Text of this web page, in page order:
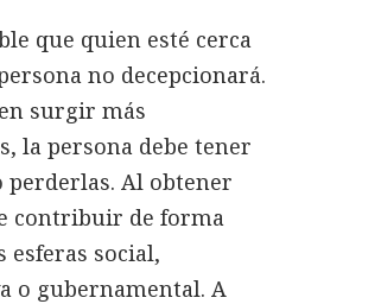
que quien esté cerca
no decepcionará.
surgir más
la persona debe tener
perderlas. Al obtener
contribuir de forma
esferas social,
o gubernamental. A